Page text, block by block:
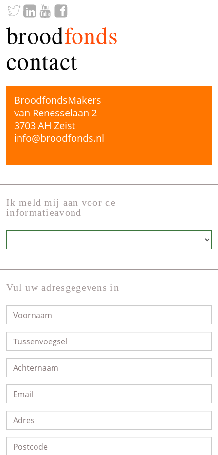
broodfonds
contact
BroodfondsMakers
van Renesselaan 2
3703 AH Zeist
info@broodfonds.nl
Ik meld mij aan voor de
informatieavond
Vul uw adresgegevens in